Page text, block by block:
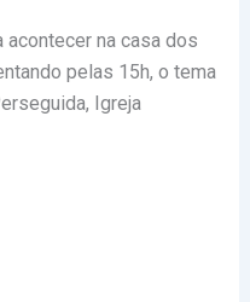
acontecer na casa dos
pelas 15h, o tema
Igreja